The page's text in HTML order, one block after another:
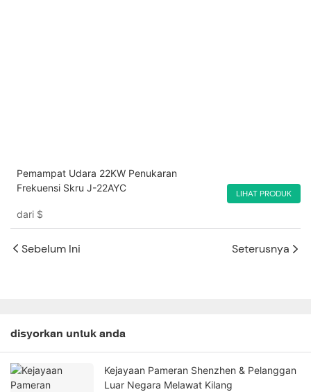
Pemampat Udara 22KW Penukaran
Frekuensi Skru J-22AYC
dari $
LIHAT PRODUK
Sebelum Ini Seterusnya
disyorkan untuk anda
Kejayaan Pameran Shenzhen & Pelanggan
Luar Negara Melawat Kilang